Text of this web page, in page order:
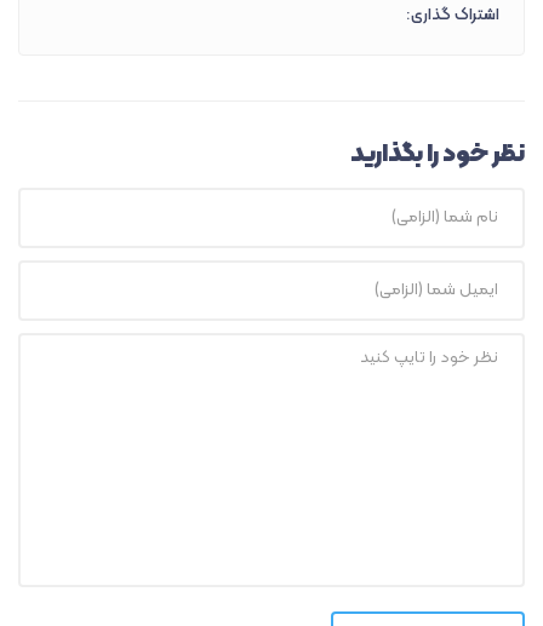
اشتراک گذاری:
نظر خود را بگذارید